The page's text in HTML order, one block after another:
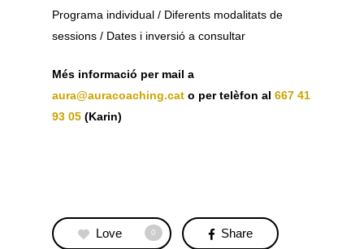
Programa individual / Diferents modalitats de
sessions / Dates i inversió a consultar
Més informació per mail a
aura@auracoaching.cat o per telèfon al 667 41
93 05 (Karin)
Love 0 Share